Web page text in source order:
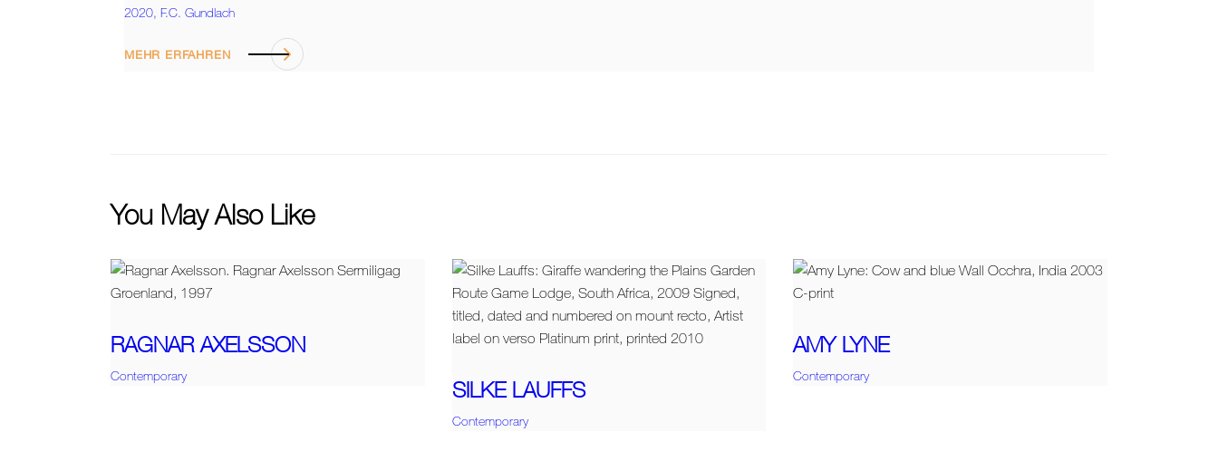
2020, F.C. Gundlach
MEHR ERFAHREN
You May Also Like
RAGNAR AXELSSON
Contemporary
SILKE LAUFFS
Contemporary
AMY LYNE
Contemporary